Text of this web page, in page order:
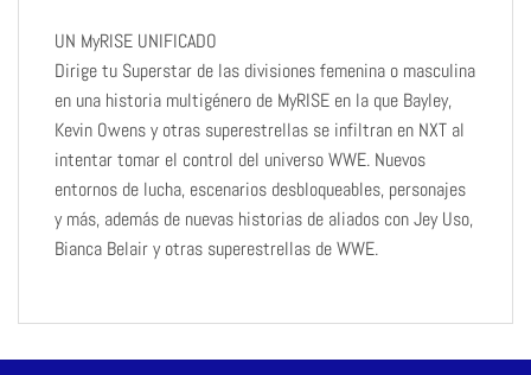
UN MyRISE UNIFICADO
Dirige tu Superstar de las divisiones femenina o masculina
en una historia multigénero de MyRISE en la que Bayley,
Kevin Owens y otras superestrellas se infiltran en NXT al
intentar tomar el control del universo WWE. Nuevos
entornos de lucha, escenarios desbloqueables, personajes
y más, además de nuevas historias de aliados con Jey Uso,
Bianca Belair y otras superestrellas de WWE.